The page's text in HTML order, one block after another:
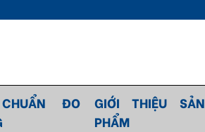
ĐO
GIỚI THIỆU SẢN
PHẨM